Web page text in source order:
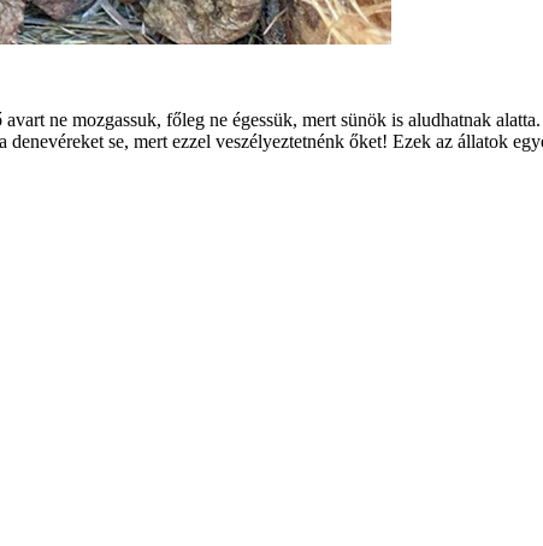
ne mozgassuk, főleg ne égessük, mert sünök is aludhatnak
se, mert ezzel veszélyeztetnénk őket! Ezek az állatok